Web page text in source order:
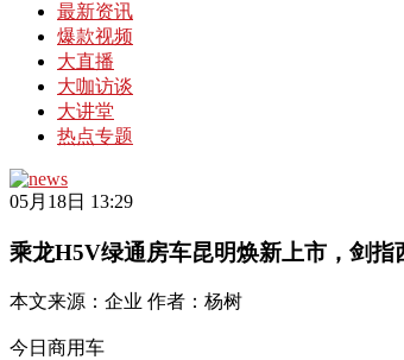
最新资讯
爆款视频
大直播
大咖访谈
大讲堂
热点专题
05月18日 13:29
乘龙H5V绿通房车昆明焕新上市，剑指
本文来源： 企业 作者： 杨树
今日商用车